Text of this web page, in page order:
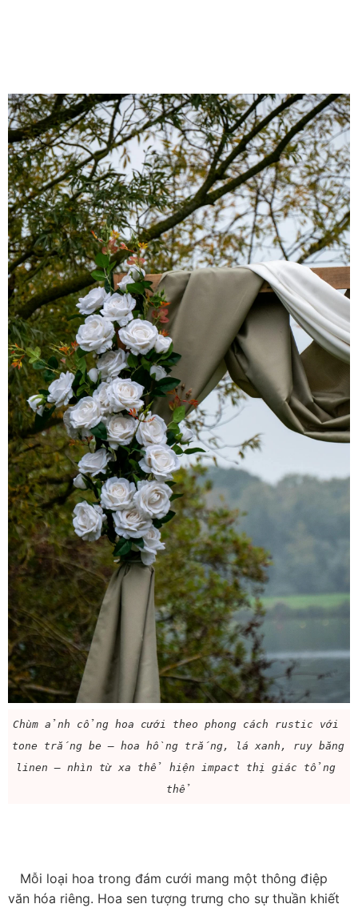
Chùm ảnh cổng hoa cưới theo phong cách rustic với
tone trắng be — hoa hồng trắng, lá xanh, ruy băng
linen — nhìn từ xa thể hiện impact thị giác tổng
thể
văn hóa riêng. Hoa sen tượng trưng cho sự thuần khiết